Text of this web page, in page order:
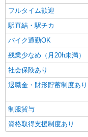
フルタイム歓迎
駅直結・駅チカ
バイク通勤OK
残業少なめ（月20h未満）
社会保険あり
退職金・財形貯蓄制度あり
制服貸与
資格取得支援制度あり